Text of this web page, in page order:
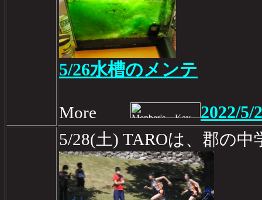
5/26水槽のメンテ
More 2022/5/
5/28(土) TAROは、郡の